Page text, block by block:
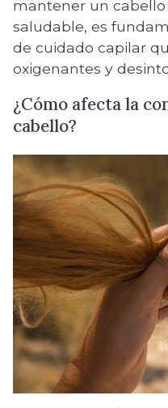
mantener un
saludable, es
de cuidado capilar
oxigenantes y
¿Cómo afecta la
cabello?